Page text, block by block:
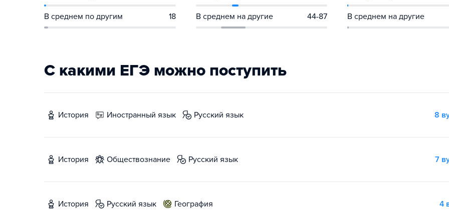
В среднем по другим 18 В среднем на другие 44-87 В среднем на другие
С какими ЕГЭ можно поступить
история иностранный язык русский язык 8
история обществознание русский язык 7
история русский язык география 4